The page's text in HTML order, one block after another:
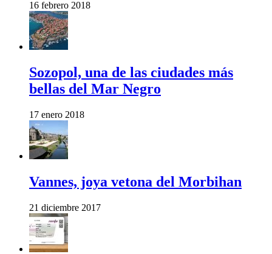
16 febrero 2018
Sozopol, una de las ciudades más
bellas del Mar Negro
17 enero 2018
Vannes, joya vetona del Morbihan
21 diciembre 2017